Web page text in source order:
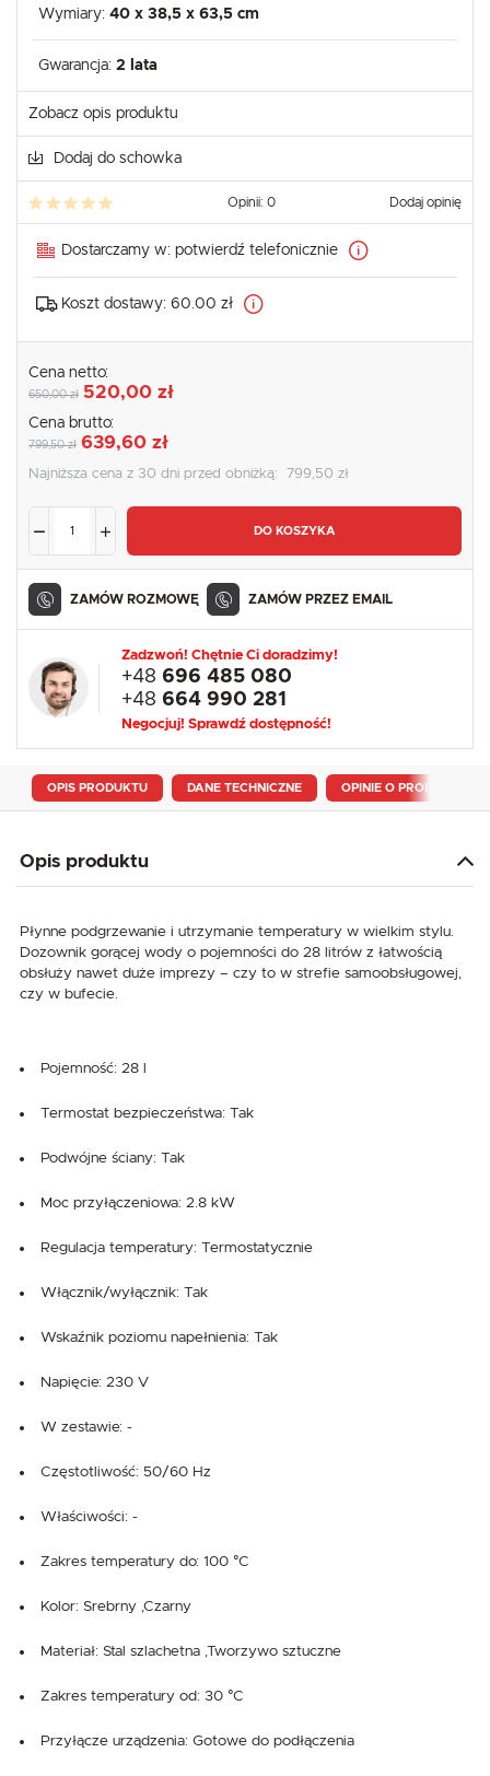
Wymiary: 40 x 38,5 x 63,5 cm
Gwarancja: 2 lata
Zobacz opis produktu
Dodaj do schowka
Opinii: 0 Dodaj opinię
Dostarczamy w: potwierdź telefonicznie
Koszt dostawy: 60.00 zł
Cena netto:
650,00 zł 520,00 zł
Cena brutto:
799,50 zł 639,60 zł
Najniższa cena z 30 dni przed obniżką: 799,50 zł
DO KOSZYKA
ZAMÓW ROZMOWĘ ZAMÓW PRZEZ EMAIL
Zadzwoń! Chętnie Ci doradzimy!
+48 696 485 080
+48 664 990 281
Negocjuj! Sprawdź dostępność!
OPIS PRODUKTU DANE TECHNICZNE OPINIE O PRODUKCIE
Opis produktu
Płynne podgrzewanie i utrzymanie temperatury w wielkim stylu.
Dozownik gorącej wody o pojemności do 28 litrów z łatwością
obsłuży nawet duże imprezy – czy to w strefie samoobsługowej,
czy w bufecie.
Pojemność: 28 l
Termostat bezpieczeństwa: Tak
Podwójne ściany: Tak
Moc przyłączeniowa: 2.8 kW
Regulacja temperatury: Termostatycznie
Włącznik/wyłącznik: Tak
Wskaźnik poziomu napełnienia: Tak
Napięcie: 230 V
W zestawie: -
Częstotliwość: 50/60 Hz
Właściwości: -
Zakres temperatury do: 100 °C
Kolor: Srebrny ,Czarny
Materiał: Stal szlachetna ,Tworzywo sztuczne
Zakres temperatury od: 30 °C
Przyłącze urządzenia: Gotowe do podłączenia